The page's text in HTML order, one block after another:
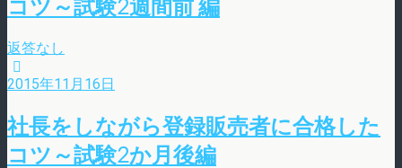
コツ～試験2週間前 編
返答なし
2015年11月16日
社長をしながら登録販売者に合格した
コツ～試験2か月後編